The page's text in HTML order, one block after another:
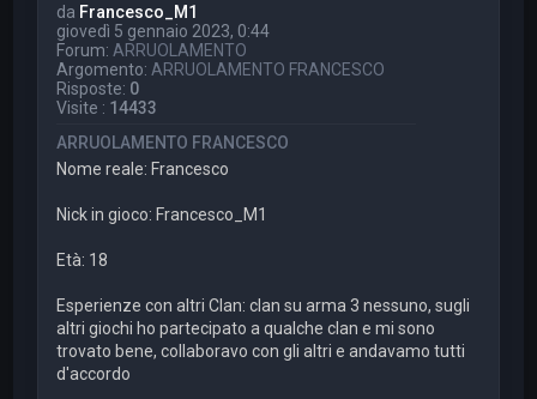
da Francesco_M1
giovedì 5 gennaio 2023, 0:44
Forum: ARRUOLAMENTO
Argomento: ARRUOLAMENTO FRANCESCO
Risposte: 0
Visite : 14433
ARRUOLAMENTO FRANCESCO
Nome reale: Francesco
Nick in gioco: Francesco_M1
Età: 18
Esperienze con altri Clan: clan su arma 3 nessuno, sugli
altri giochi ho partecipato a qualche clan e mi sono
trovato bene, collaboravo con gli altri e andavamo tutti
d'accordo